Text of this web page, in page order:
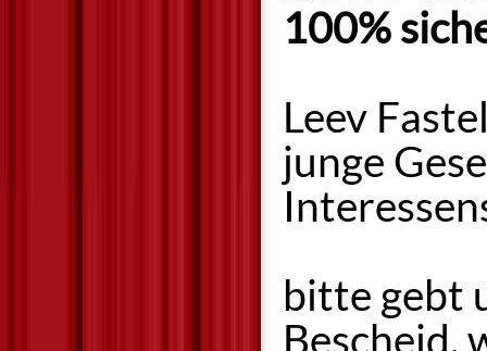
100%
Leev
junge
bitte gebt
Bescheid,